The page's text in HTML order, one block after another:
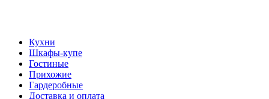
Кухни
Шкафы-купе
Гостиные
Прихожие
Гардеробные
Доставка и оплата